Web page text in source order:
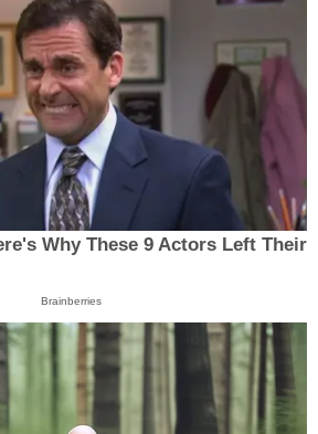
Why These 9 Actors Left Their
Brainberries